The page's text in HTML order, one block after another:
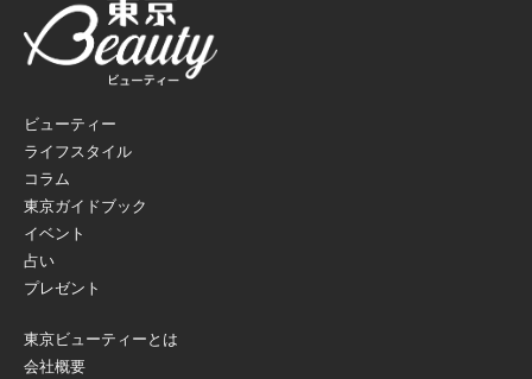
ビューティー
ライフスタイル
コラム
東京ガイドブック
イベント
占い
プレゼント
東京ビューティーとは
会社概要